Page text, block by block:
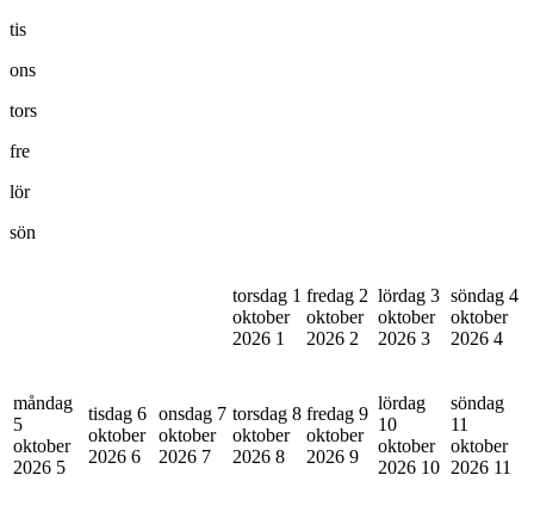
tis
ons
tors
fre
lör
sön
torsdag 1
oktober
2026 1
fredag 2
oktober
2026 2
lördag 3
oktober
2026 3
söndag 4
oktober
2026 4
måndag
5
oktober
2026 5
tisdag 6
oktober
2026 6
onsdag 7
oktober
2026 7
torsdag 8
oktober
2026 8
fredag 9
oktober
2026 9
lördag
10
oktober
2026 10
söndag
11
oktober
2026 11